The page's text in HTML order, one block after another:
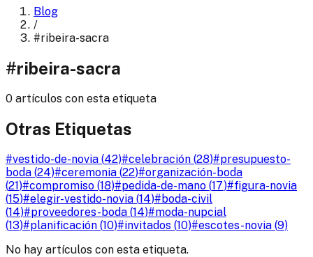
Blog
/
#ribeira-sacra
#ribeira-sacra
0 artículos con esta etiqueta
Otras Etiquetas
#vestido-de-novia (42)#celebración (28)#presupuesto-
boda (24)#ceremonia (22)#organización-boda
(21)#compromiso (18)#pedida-de-mano (17)#figura-novia
(15)#elegir-vestido-novia (14)#boda-civil
(14)#proveedores-boda (14)#moda-nupcial
(13)#planificación (10)#invitados (10)#escotes-novia (9)
No hay artículos con esta etiqueta.